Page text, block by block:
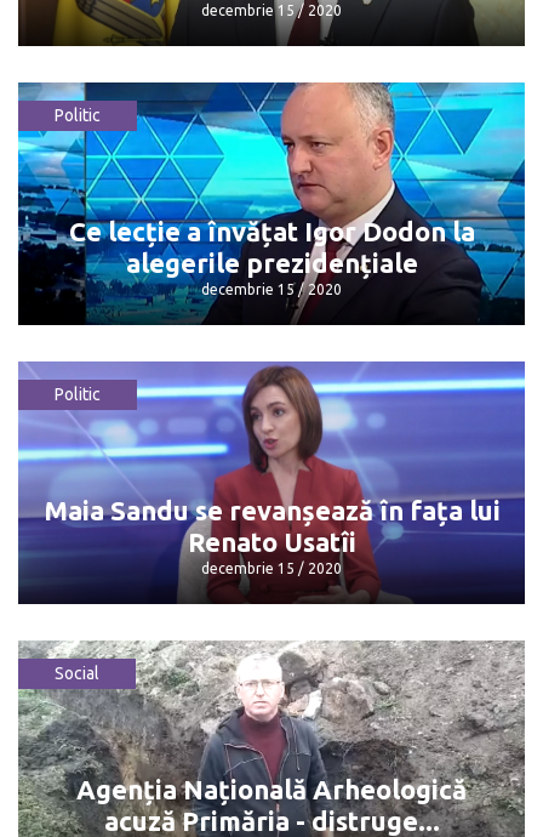
decembrie 15 / 2020
Dodon amână decizia privind
diminuarea vârstei de pensionare
decembrie 15 / 2020
Politic
Ce lecție a învățat Igor Dodon la
alegerile prezidențiale
decembrie 15 / 2020
Ce lecție a învățat Igor Dodon la
alegerile prezidențiale
decembrie 15 / 2020
Politic
Maia Sandu se revanșează în fața lui
Renato Usatîi
decembrie 15 / 2020
Maia Sandu se revanșează în fața lui
Renato Usatîi
decembrie 15 / 2020
Social
Agenția Națională Arheologică
acuză Primăria - distruge...